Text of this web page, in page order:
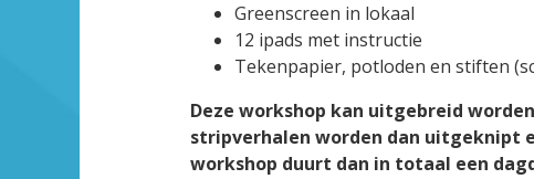
Greenscreen in lokaal
12 ipads met instructie
Tekenpapier, potloden en stiften
Deze workshop kan uitgebreid
stripverhalen worden dan uitgeknipt
workshop duurt dan in totaal een